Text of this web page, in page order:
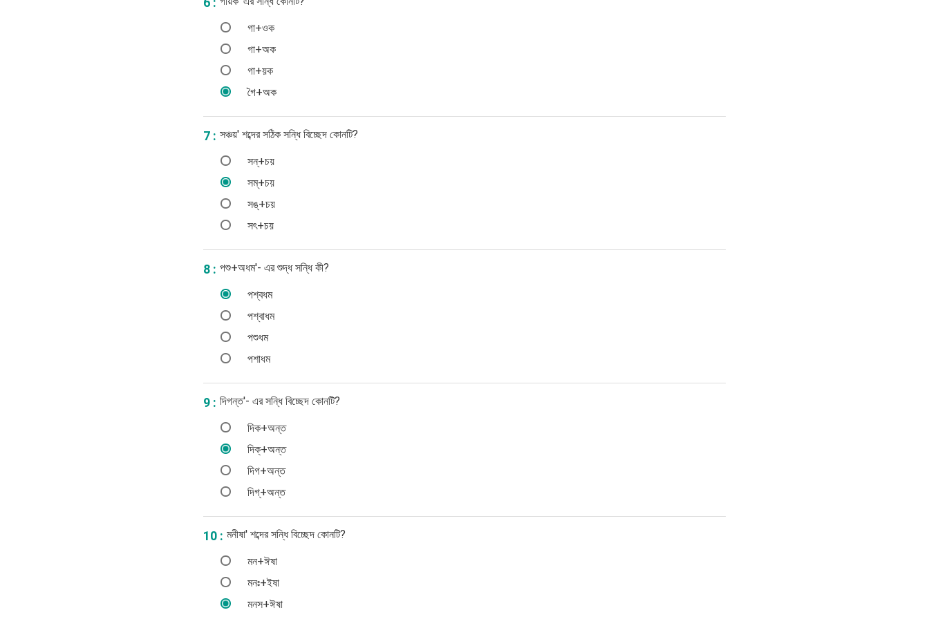
গা+ওক
গা+অক
গা+য়ক
গৈ+অক
7 : সঞ্চয়' শব্দের সঠিক সন্ধি বিচ্ছেদ কোনটি?
সন্‌+চয়
সম্‌+চয়
সঙ্‌+চয়
সৎ+চয়
8 : পশু+অধম'- এর শুদ্ধ সন্ধি কী?
পশ্বধম
পশ্বাধম
পশুধম
পশাধম
9 : দিগন্ত'- এর সন্ধি বিচ্ছেদ কোনটি?
দিক+অন্ত
দিক্‌+অন্ত
দিগ+অন্ত
দিগ্‌+অন্ত
10 : মনীষা' শব্দের সন্ধি বিচ্ছেদ কোনটি?
মন+ঈষা
মনঃ+ইষা
মনস+ঈষা